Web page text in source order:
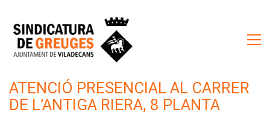
ATENCIÓ PRESENCIAL AL CARRER
DE L’ANTIGA RIERA, 8 PLANTA